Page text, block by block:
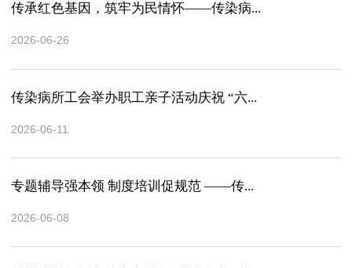
传承红色基因，筑牢为民情怀——传染病...
2026-06-26
传染病所工会举办职工亲子活动庆祝 “六...
2026-06-11
专题辅导强本领 制度培训促规范 ——传...
2026-06-08